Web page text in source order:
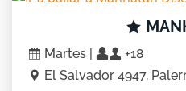
Martes |
+18
El Salvador 4947,